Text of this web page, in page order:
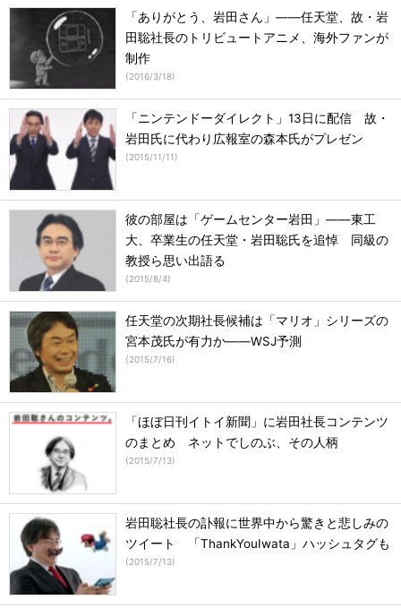
「ありがとう、岩田さん」――任天堂、故・岩
田聡社長のトリビュートアニメ、海外ファンが
制作
(2016/3/18)
「ニンテンドーダイレクト」13日に配信 故・
岩田氏に代わり広報室の森本氏がプレゼン
(2015/11/11)
彼の部屋は「ゲームセンター岩田」――東工
大、卒業生の任天堂・岩田聡氏を追悼 同級の
教授ら思い出語る
(2015/8/4)
任天堂の次期社長候補は「マリオ」シリーズの
宮本茂氏が有力か――WSJ予測
(2015/7/16)
「ほぼ日刊イトイ新聞」に岩田社長コンテンツ
のまとめ ネットでしのぶ、その人柄
(2015/7/13)
岩田聡社長の訃報に世界中から驚きと悲しみの
ツイート 「ThankYouIwata」ハッシュタグも
(2015/7/13)